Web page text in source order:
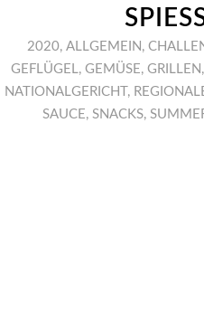
2020, ALLGEMEIN ,
GEFLÜGEL, GEMÜSE, GRILLEN ,
NATIONALGERICHT,
SAUCE, SNACKS,